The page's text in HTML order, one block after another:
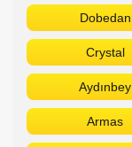
Dobedan
Crystal
Aydınbey
Armas